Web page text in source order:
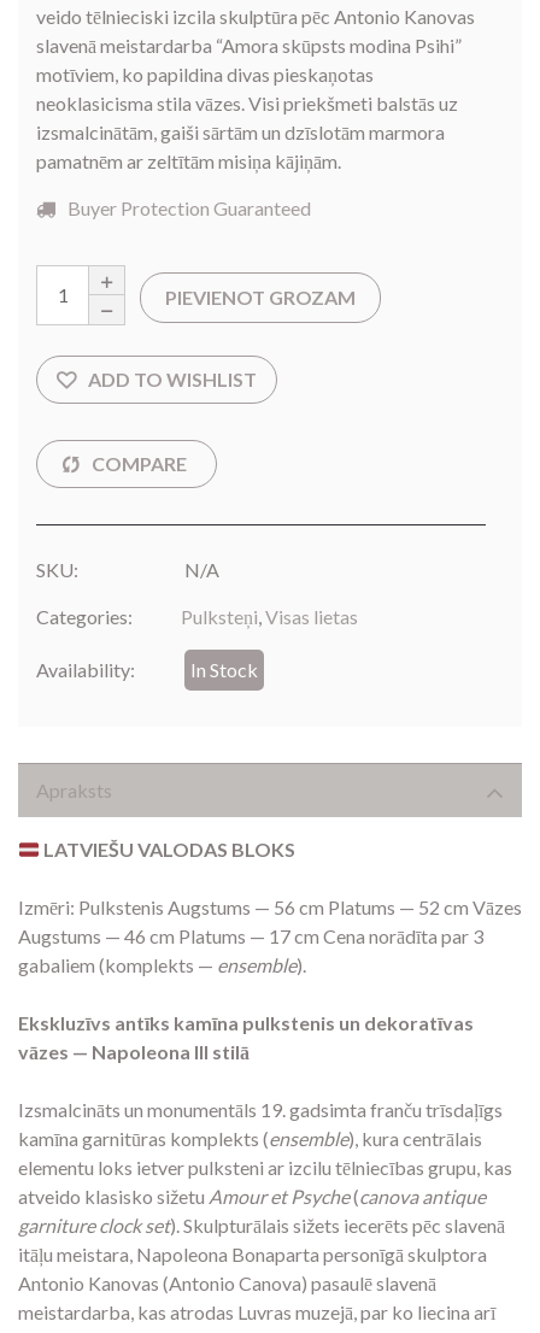
veido tēlnieciski izcila skulptūra pēc Antonio Kanovas
slavenā meistardarba “Amora skūpsts modina Psihi”
motīviem, ko papildina divas pieskaņotas
neoklasicisma stila vāzes. Visi priekšmeti balstās uz
izsmalcinātām, gaiši sārtām un dzīslotām marmora
pamatnēm ar zeltītām misiņa kājiņām.
Buyer Protection Guaranteed
PIEVIENOT GROZAM
SKU: N/A
Categories: Pulksteņi,Visas lietas
Availability: In Stock
Apraksts
LATVIEŠU VALODAS BLOKS
Izmēri: Pulkstenis Augstums — 56 cm Platums — 52 cm Vāzes
Augstums — 46 cm Platums — 17 cm Cena norādīta par 3
gabaliem (komplekts — ensemble).
Ekskluzīvs antīks kamīna pulkstenis un dekoratīvas
vāzes — Napoleona III stilā
Izsmalcināts un monumentāls 19. gadsimta franču trīsdaļīgs
kamīna garnitūras komplekts (ensemble), kura centrālais
elementu loks ietver pulksteni ar izcilu tēlniecības grupu, kas
atveido klasisko sižetu Amour et Psyche(canova antique
garniture clock set). Skulpturālais sižets iecerēts pēc slavenā
itāļu meistara, Napoleona Bonaparta personīgā skulptora
Antonio Kanovas (Antonio Canova) pasaulē slavenā
meistardarba, kas atrodas Luvras muzejā, par ko liecina arī